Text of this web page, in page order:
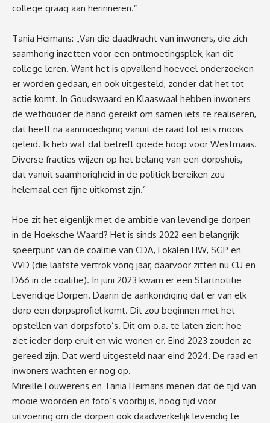
college graag aan herinneren.”
Tania Heimans: „Van die daadkracht van inwoners, die zich
saamhorig inzetten voor een ontmoetingsplek, kan dit
college leren. Want het is opvallend hoeveel onderzoeken
er worden gedaan, en ook uitgesteld, zonder dat het tot
actie komt. In Goudswaard en Klaaswaal hebben inwoners
de wethouder de hand gereikt om samen iets te realiseren,
dat heeft na aanmoediging vanuit de raad tot iets moois
geleid. Ik heb wat dat betreft goede hoop voor Westmaas.
Diverse fracties wijzen op het belang van een dorpshuis,
dat vanuit saamhorigheid in de politiek bereiken zou
helemaal een fijne uitkomst zijn.’
Hoe zit het eigenlijk met de ambitie van levendige dorpen
in de Hoeksche Waard? Het is sinds 2022 een belangrijk
speerpunt van de coalitie van CDA, Lokalen HW, SGP en
VVD (die laatste vertrok vorig jaar, daarvoor zitten nu CU en
D66 in de coalitie). In juni 2023 kwam er een Startnotitie
Levendige Dorpen. Daarin de aankondiging dat er van elk
dorp een dorpsprofiel komt. Dit zou beginnen met het
opstellen van dorpsfoto’s. Dit om o.a. te laten zien: hoe
ziet ieder dorp eruit en wie wonen er. Eind 2023 zouden ze
gereed zijn. Dat werd uitgesteld naar eind 2024. De raad en
inwoners wachten er nog op.
Mireille Louwerens en Tania Heimans menen dat de tijd van
mooie woorden en foto’s voorbij is, hoog tijd voor
uitvoering om de dorpen ook daadwerkelijk levendig te